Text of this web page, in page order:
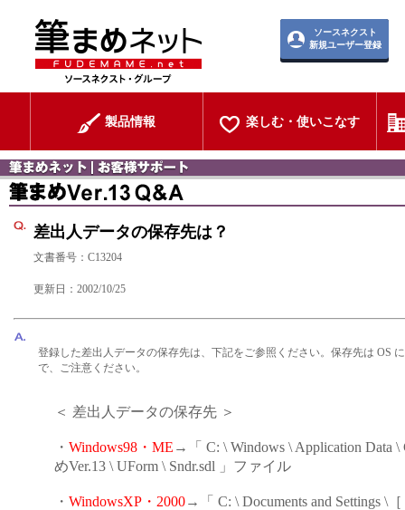
ソースネクスト
新規ユーザー登録
製品情報 楽しむ・使いこなす
差出人データの保存先は？
文書番号：C13204
更新日：2002/10/25
登録した差出人データの保存先は、下記をご参照ください。保存先は OS
で、ご注意ください。
＜ 差出人データの保存先 ＞
・ Windows98・ME →「 C: \ Windows \ Application Data \
めVer.13 \ UForm \ Sndr.sdl 」ファイル
・ WindowsXP・2000→「 C: \ Documents and Settings \